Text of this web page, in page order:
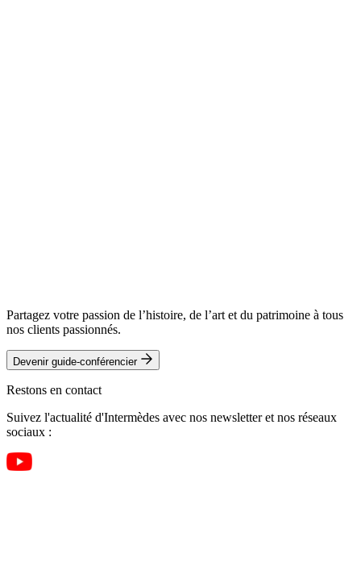
Partagez votre passion de l’histoire, de l’art et du patrimoine à tous
nos clients passionnés.
Devenir guide-conférencier
Restons en contact
Suivez l'actualité d'Intermèdes avec nos newsletter et nos réseaux
sociaux :